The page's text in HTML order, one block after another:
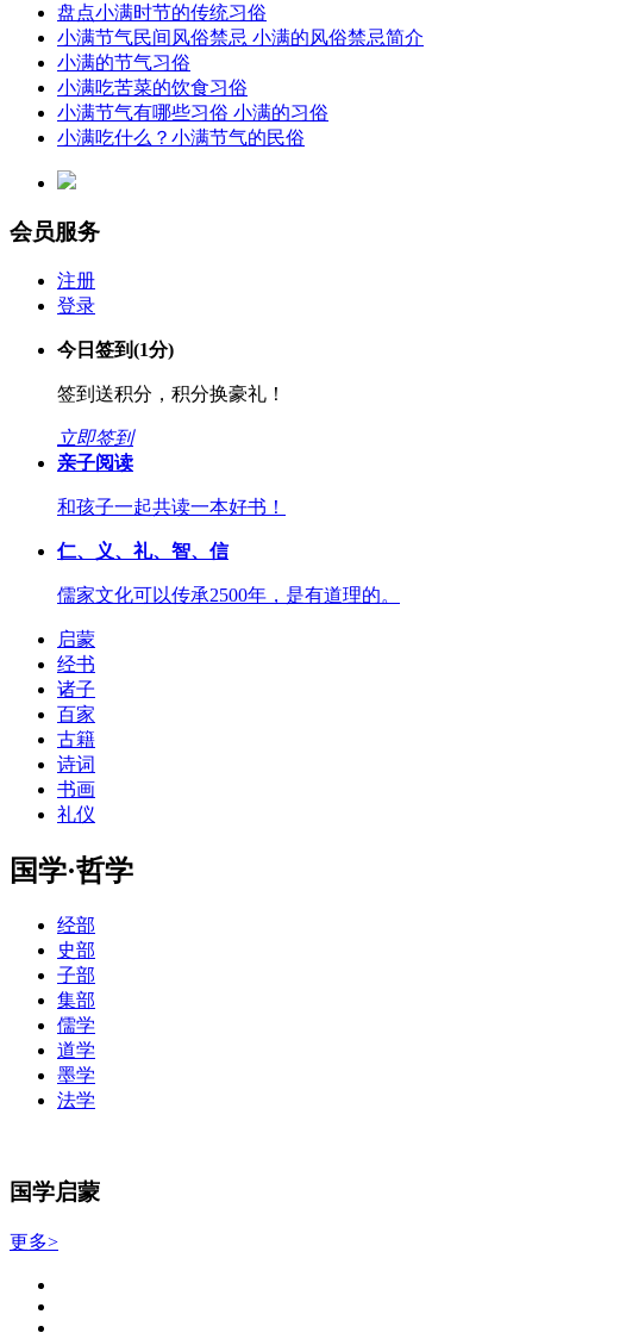
盘点小满时节的传统习俗
小满节气民间风俗禁忌 小满的风俗禁忌简介
小满的节气习俗
小满吃苦菜的饮食习俗
小满节气有哪些习俗 小满的习俗
小满吃什么？小满节气的民俗
会员服务
注册
登录
今日签到(1分)
签到送积分，积分换豪礼！
立即签到
亲子阅读
和孩子一起共读一本好书！
仁、义、礼、智、信
儒家文化可以传承2500年，是有道理的。
启蒙
经书
诸子
百家
古籍
诗词
书画
礼仪
国学·哲学
经部
史部
子部
集部
儒学
道学
墨学
法学
国学启蒙
更多>